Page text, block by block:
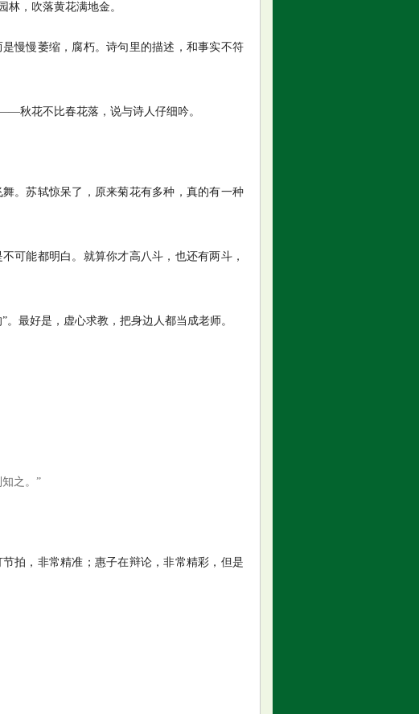
，吹落黄花满地金。
慢慢萎缩，腐朽。诗句里的描述，和事实不符
秋花不比春花落，说与诗人仔细吟。
。苏轼惊呆了，原来菊花有多种，真的有一种
可能都明白。就算你才高八斗，也还有两斗，
最好是，虚心求教，把身边人都当成老师。
之。”
拍，非常精准；惠子在辩论，非常精彩，但是